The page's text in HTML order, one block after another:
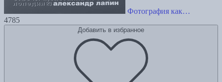
Фотография как…
4785
Добавить в избранное